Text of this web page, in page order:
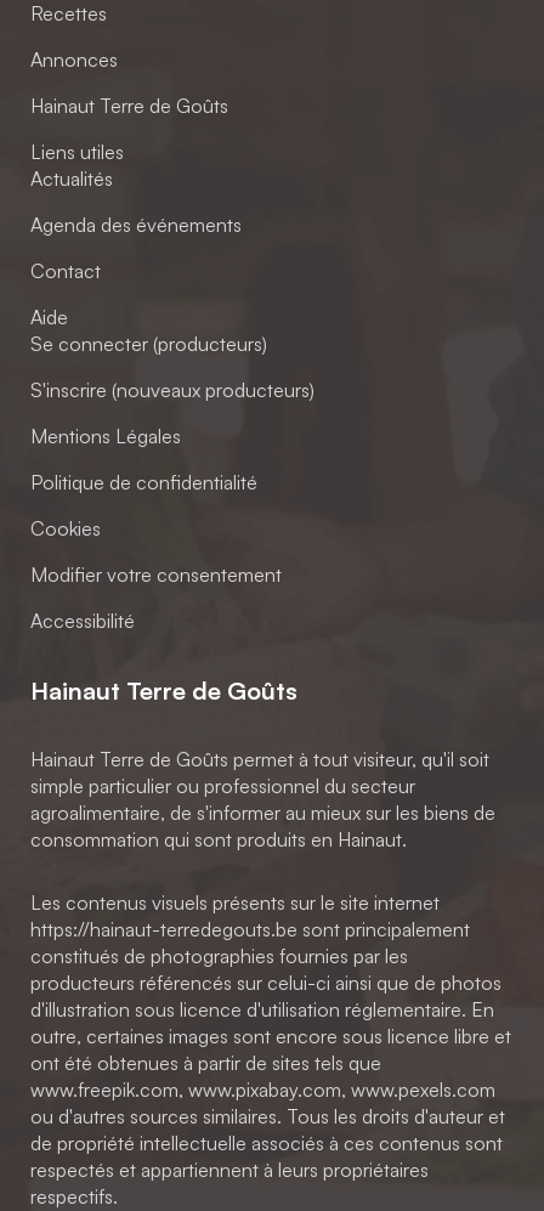
Recettes
Annonces
Hainaut Terre de Goûts
Liens utiles
Actualités
Agenda des événements
Contact
Aide
Se connecter (producteurs)
S'inscrire (nouveaux producteurs)
Mentions Légales
Politique de confidentialité
Cookies
Modifier votre consentement
Accessibilité
Hainaut Terre de Goûts
Hainaut Terre de Goûts permet à tout visiteur, qu'il soit
simple particulier ou professionnel du secteur
agroalimentaire, de s'informer au mieux sur les biens de
consommation qui sont produits en Hainaut.
Les contenus visuels présents sur le site internet
https://hainaut-terredegouts.be sont principalement
constitués de photographies fournies par les
producteurs référencés sur celui-ci ainsi que de photos
d'illustration sous licence d'utilisation réglementaire. En
outre, certaines images sont encore sous licence libre et
ont été obtenues à partir de sites tels que
www.freepik.com, www.pixabay.com, www.pexels.com
ou d'autres sources similaires. Tous les droits d'auteur et
de propriété intellectuelle associés à ces contenus sont
respectés et appartiennent à leurs propriétaires
respectifs.